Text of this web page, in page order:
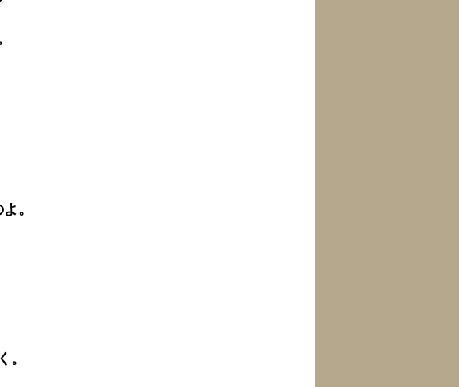
。
。